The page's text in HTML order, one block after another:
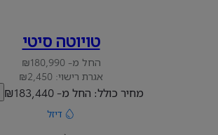
טויוטה סיטי
החל מ- ₪180,990
אגרת רישוי: ₪2,450
מחיר כולל: החל מ- ₪183,440
דיזל